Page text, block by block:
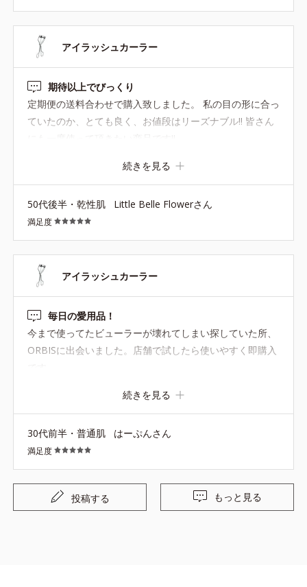
アイラッシュカーラー
期待以上でびっくり
定期便の送料合わせで購入致しました。 私の目の形に合っ
ていたのか、とても良く、お値段はリーズナブル‼︎ 皆さん
続きを見る
50代後半・乾性肌 Little Belle Flowerさん
満足度
アイラッシュカーラー
毎日の愛用品！
今まで使ってたビューラーが壊れてしまい探していた所、
ORBISに出会いました。店舗で試したら使いやすく即購入
続きを見る
30代前半・普通肌 はーぷんさん
満足度
投稿する もっと見る